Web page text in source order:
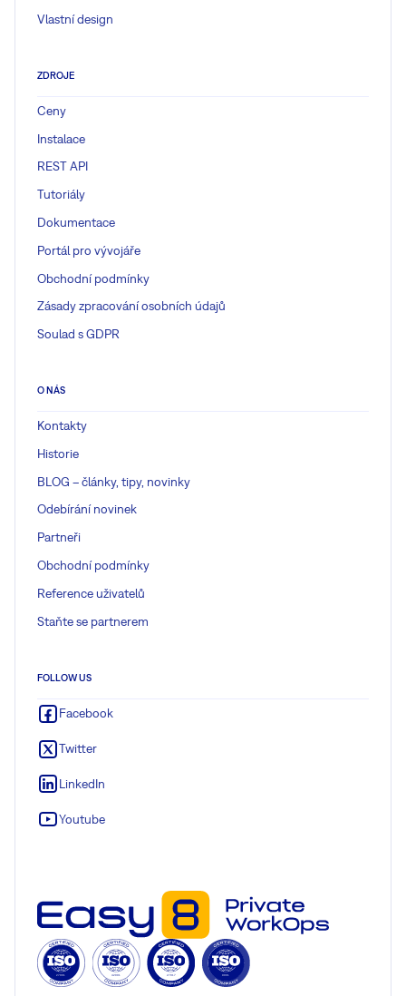
Vlastní design
ZDROJE
Ceny
Instalace
REST API
Tutoriály
Dokumentace
Portál pro vývojáře
Obchodní podmínky
Zásady zpracování osobních údajů
Soulad s GDPR
O NÁS
Kontakty
Historie
BLOG – články, tipy, novinky
Odebírání novinek
Partneři
Obchodní podmínky
Reference uživatelů
Staňte se partnerem
FOLLOW US
Facebook
Twitter
LinkedIn
Youtube